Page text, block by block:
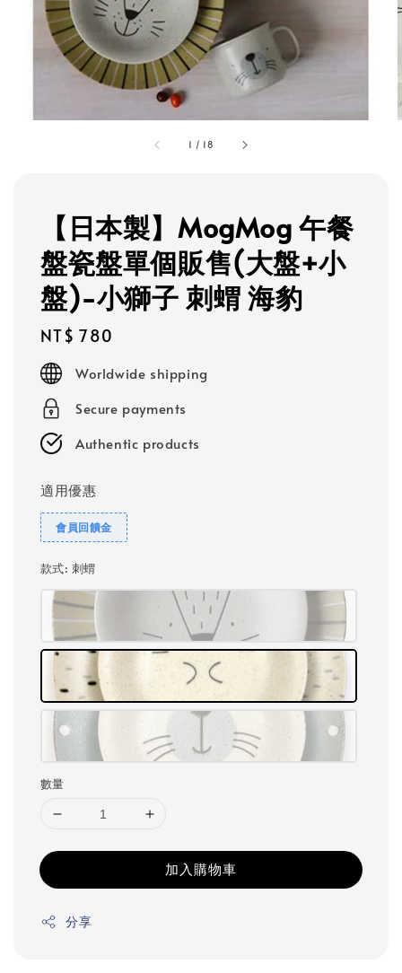
1 / 18
【日本製】MogMog 午餐
盤瓷盤單個販售(大盤+小
盤)-小獅子 刺蝟 海豹
Regular
price
NT$ 780
Worldwide shipping
Secure payments
Authentic products
適用優惠
會員回饋金
款式: 刺蝟
數量
加入購物車
分享